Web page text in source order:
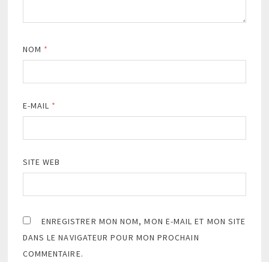
NOM *
E-MAIL *
SITE WEB
ENREGISTRER MON NOM, MON E-MAIL ET MON SITE
DANS LE NAVIGATEUR POUR MON PROCHAIN
COMMENTAIRE.